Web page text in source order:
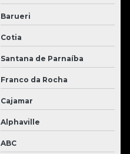
Barueri
Cotia
Santana de Parnaíba
Franco da Rocha
Cajamar
Alphaville
ABC